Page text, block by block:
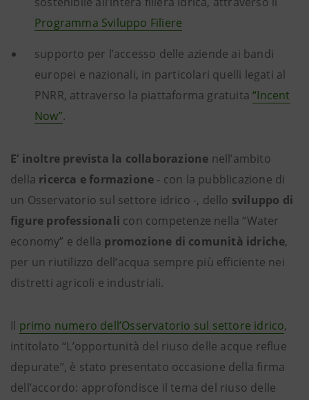
Programma Sviluppo Filiere
supporto per l’accesso delle aziende ai bandi
europei e nazionali, in particolari quelli legati al
PNRR, attraverso la piattaforma gratuita“Incent
Now”.
E’ inoltre prevista la collaborazione nell’ambito
della ricerca e formazione - con la pubblicazione di
un Osservatorio sul settore idrico -, dello sviluppo di
figure professionali con competenze nella “Water
economy” e della promozione di comunità idriche,
per un riutilizzo dell’acqua sempre più efficiente nei
distretti agricoli e industriali.
Il primo numero dell’Osservatorio sul settore idrico,
intitolato “L’opportunità del riuso delle acque reflue
depurate”, è stato presentato occasione della firma
dell’accordo: approfondisce il tema del riuso delle